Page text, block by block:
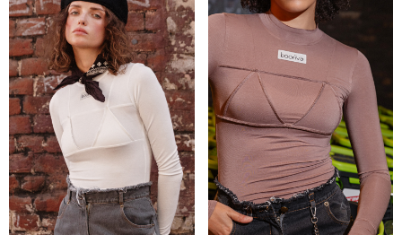
ВІДПРАВИТИ
НА ГОЛОВНУ
M-L 89-93 70-76 98-104
*розміри вказані в сантиметрах
Розмір речі